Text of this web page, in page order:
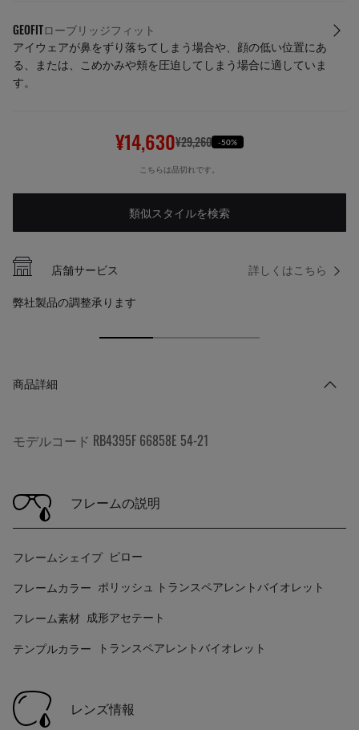
GEOFITローブリッジフィット
アイウェアが鼻をずり落ちてしまう場合や、顔の低い位置にあ
る、または、こめかみや頬を圧迫してしまう場合に適していま
す。
¥14,630¥29,260 -50%
こちらは品切れです。
類似スタイルを検索
詳しくはこちら
店舗サービス​
弊社製品の調整承ります​
商品詳細
モデルコード RB4395F 66858E 54-21
フレームの説明
フレームシェイプ ピロー
フレームカラー ポリッシュ トランスペアレントバイオレット
フレーム素材 成形アセテート
テンプルカラー トランスペアレントバイオレット
レンズ情報